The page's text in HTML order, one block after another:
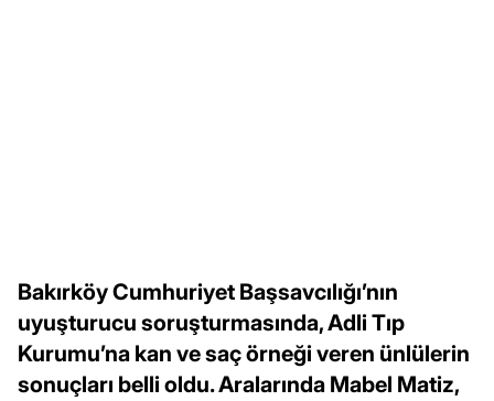
Bakırköy Cumhuriyet Başsavcılığı’nın
uyuşturucu soruşturmasında, Adli Tıp
Kurumu’na kan ve saç örneği veren ünlülerin
sonuçları belli oldu. Aralarında Mabel Matiz,